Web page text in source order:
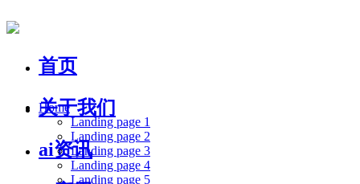
首页
关于我们
ai资讯
Home
Landing page 1
Landing page 2
Landing page 3
Landing page 4
Landing page 5